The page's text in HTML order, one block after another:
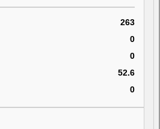
263
0
0
52.6
0